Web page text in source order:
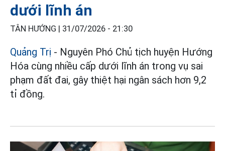
dưới lĩnh án
TÂN HƯỚNG | 31/07/2026 - 21:30
Quảng Trị - Nguyên Phó Chủ tịch huyện Hướng
Hóa cùng nhiều cấp dưới lĩnh án trong vụ sai
phạm đất đai, gây thiệt hại ngân sách hơn 9,2
tỉ đồng.